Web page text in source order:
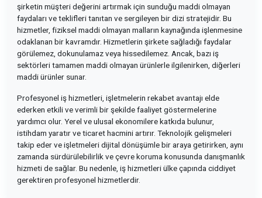
şirketin müşteri değerini artırmak için sunduğu maddi olmayan
faydaları ve teklifleri tanıtan ve sergileyen bir dizi stratejidir. Bu
hizmetler, fiziksel maddi olmayan malların kaynağında işlenmesine
odaklanan bir kavramdır. Hizmetlerin şirkete sağladığı faydalar
görülemez, dokunulamaz veya hissedilemez. Ancak, bazı iş
sektörleri tamamen maddi olmayan ürünlerle ilgilenirken, diğerleri
maddi ürünler sunar.
Profesyonel iş hizmetleri, işletmelerin rekabet avantajı elde
ederken etkili ve verimli bir şekilde faaliyet göstermelerine
yardımcı olur. Yerel ve ulusal ekonomilere katkıda bulunur,
istihdam yaratır ve ticaret hacmini artırır. Teknolojik gelişmeleri
takip eder ve işletmeleri dijital dönüşümle bir araya getirirken, aynı
zamanda sürdürülebilirlik ve çevre koruma konusunda danışmanlık
hizmeti de sağlar. Bu nedenle, iş hizmetleri ülke çapında ciddiyet
gerektiren profesyonel hizmetlerdir.